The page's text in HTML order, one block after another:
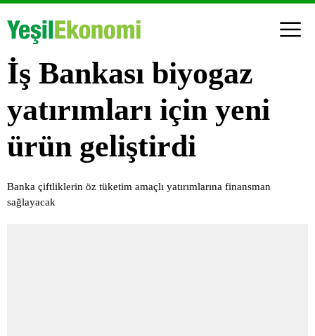
İş Bankası biyogaz
yatırımları için yeni
ürün geliştirdi
Banka çiftliklerin öz tüketim amaçlı yatırımlarına finansman
sağlayacak